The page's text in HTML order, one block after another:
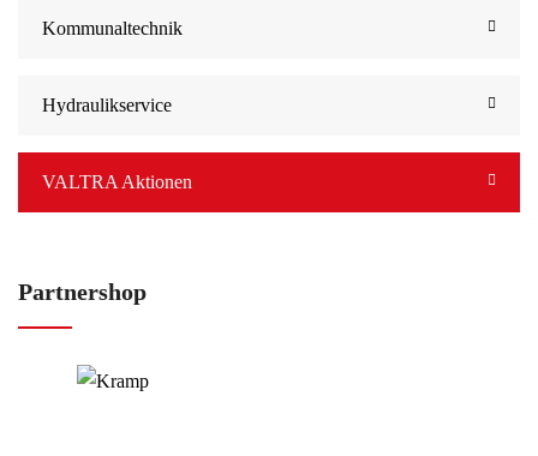
Kommunaltechnik
Hydraulikservice
VALTRA Aktionen
Partnershop